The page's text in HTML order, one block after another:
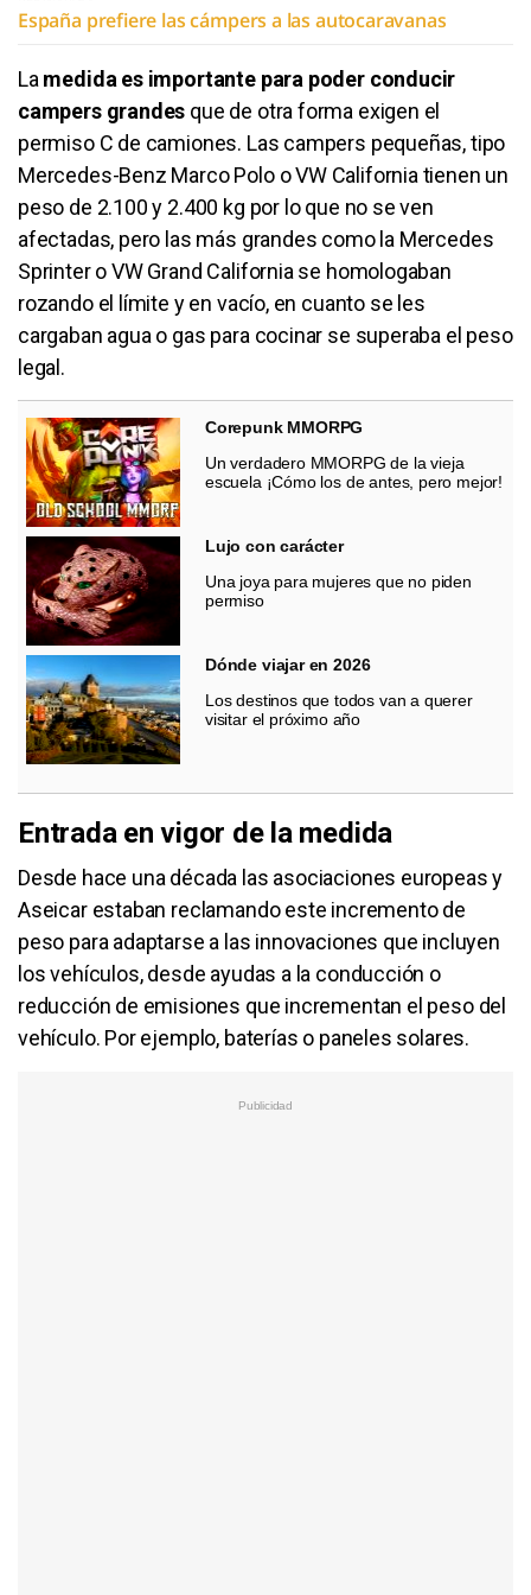
España prefiere las cámpers a las autocaravanas
La medida es importante para poder conducir
campers grandes que de otra forma exigen el
permiso C de camiones. Las campers pequeñas, tipo
Mercedes-Benz Marco Polo o VW California tienen un
peso de 2.100 y 2.400 kg por lo que no se ven
afectadas, pero las más grandes como la Mercedes
Sprinter o VW Grand California se homologaban
rozando el límite y en vacío, en cuanto se les
cargaban agua o gas para cocinar se superaba el peso
legal.
Corepunk MMORPG
Un verdadero MMORPG de la vieja
escuela ¡Cómo los de antes, pero mejor!
Lujo con carácter
Una joya para mujeres que no piden
permiso
Dónde viajar en 2026
Los destinos que todos van a querer
visitar el próximo año
Entrada en vigor de la medida
Desde hace una década las asociaciones europeas y
Aseicar estaban reclamando este incremento de
peso para adaptarse a las innovaciones que incluyen
los vehículos, desde ayudas a la conducción o
reducción de emisiones que incrementan el peso del
vehículo. Por ejemplo, baterías o paneles solares.